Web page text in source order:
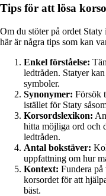
Tips för att lösa
Om du stöter på ordet
här är några tips som kan
Enkel förståelse:
ledtråden. Statyer
symboler.
Synonymer: Försök
istället för Staty
Korsordslexikon:
hitta möjliga ord och
ledtråden.
Antal bokstäver:
uppfattning om hur
Kontext: Fundera
korsordet för att
bäst.